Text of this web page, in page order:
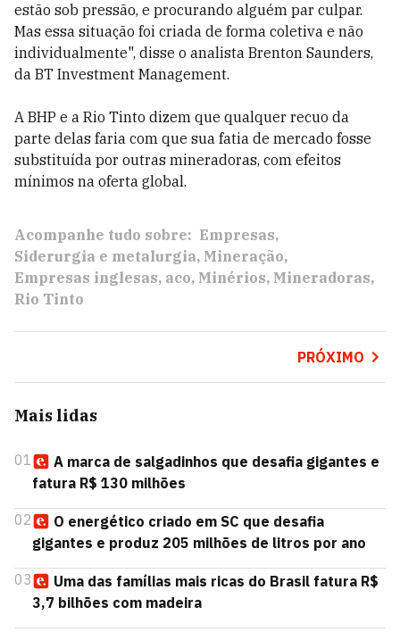
estão sob pressão, e procurando alguém par culpar.
Mas essa situação foi criada de forma coletiva e não
individualmente", disse o analista Brenton Saunders,
da BT Investment Management.
A BHP e a Rio Tinto dizem que qualquer recuo da
parte delas faria com que sua fatia de mercado fosse
substituída por outras mineradoras, com efeitos
mínimos na oferta global.
Acompanhe tudo sobre: Empresas
Siderurgia e metalurgia Mineração
Empresas inglesas aco Minérios Mineradoras
Rio Tinto
PRÓXIMO
Mais lidas
01
A marca de salgadinhos que desafia gigantes e
fatura R$ 130 milhões
02
O energético criado em SC que desafia
gigantes e produz 205 milhões de litros por ano
03
Uma das famílias mais ricas do Brasil fatura R$
3,7 bilhões com madeira